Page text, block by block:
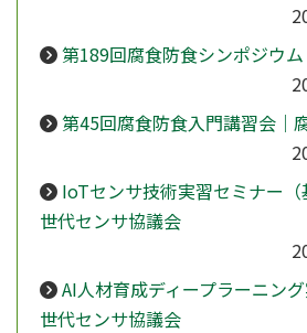
第189回腐食防食シンポジウ
第45回腐食防食入門講習会｜
IoTセンサ技術実習セミナー
世代センサ協議会
AI人材育成ディープラーニン
世代センサ協議会